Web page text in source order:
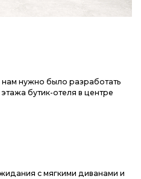
нам нужно было разработать
бутик-отеля в центре
с мягкими диванами и